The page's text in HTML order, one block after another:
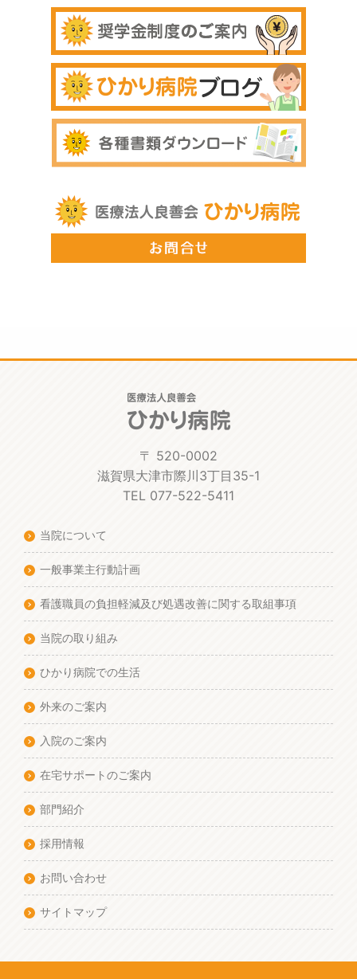
〒 520-0002
滋賀県大津市際川3丁目35-1
TEL 077-522-5411
当院について
一般事業主行動計画
看護職員の負担軽減及び処遇改善に関する取組事項
当院の取り組み
ひかり病院での生活
外来のご案内
入院のご案内
在宅サポートのご案内
部門紹介
採用情報
お問い合わせ
サイトマップ